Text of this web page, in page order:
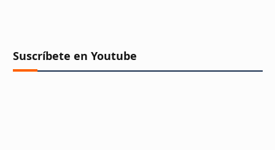
Suscríbete en Youtube